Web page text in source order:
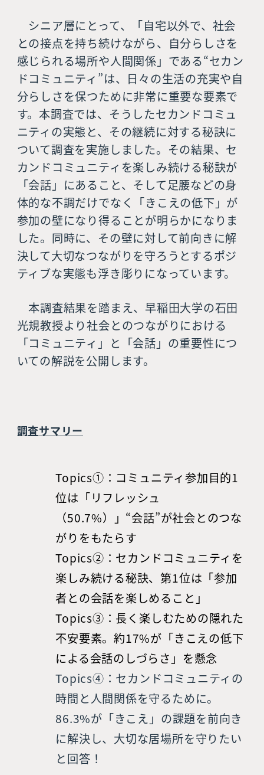
シニア層にとって、「自宅以外で、社会
との接点を持ち続けながら、自分らしさを
感じられる場所や人間関係」である“セカン
ドコミュニティ”は、日々の生活の充実や自
分らしさを保つために非常に重要な要素で
す。本調査では、そうしたセカンドコミュ
ニティの実態と、その継続に対する秘訣に
ついて調査を実施しました。その結果、セ
カンドコミュニティを楽しみ続ける秘訣が
「会話」にあること、そして足腰などの身
体的な不調だけでなく「きこえの低下」が
参加の壁になり得ることが明らかになりま
した。同時に、その壁に対して前向きに解
決して大切なつながりを守ろうとするポジ
ティブな実態も浮き彫りになっています。
本調査結果を踏まえ、早稲田大学の石田
光規教授より社会とのつながりにおける
「コミュニティ」と「会話」の重要性につ
いての解説を公開します。
調査サマリー
Topics①：コミュニティ参加目的1
位は「リフレッシュ
（50.7%）」“会話”が社会とのつな
がりをもたらす
Topics②：セカンドコミュニティを
楽しみ続ける秘訣、第1位は「参加
者との会話を楽しめること」
Topics③：長く楽しむための隠れた
不安要素。約17%が「きこえの低下
による会話のしづらさ」を懸念
Topics④：セカンドコミュニティの
時間と人間関係を守るために。
86.3%が「きこえ」の課題を前向き
に解決し、大切な居場所を守りたい
と回答！